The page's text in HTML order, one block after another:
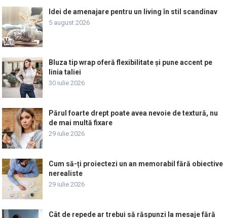
Idei de amenajare pentru un living în stil scandinav
5 august 2026
Bluza tip wrap oferă flexibilitate și pune accent pe
linia taliei
30 iulie 2026
Părul foarte drept poate avea nevoie de textură, nu
de mai multă fixare
29 iulie 2026
Cum să-ți proiectezi un an memorabil fără obiective
nerealiste
29 iulie 2026
Cât de repede ar trebui să răspunzi la mesaje fără